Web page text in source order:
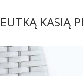
KASIĄ